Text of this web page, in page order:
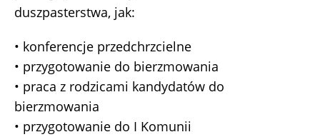
duszpasterstwa, jak:
• konferencje przedchrzcielne
• przygotowanie do bierzmowania
• praca z rodzicami kandydatów do
bierzmowania
• przygotowanie do I Komunii